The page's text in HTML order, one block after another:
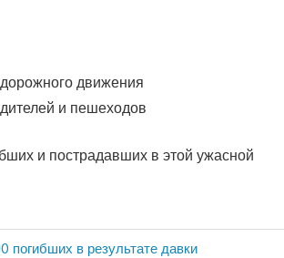
движения
и пешеходов
и пострадавших в этой ужасной
погибших в результате давки